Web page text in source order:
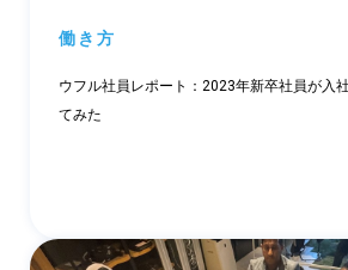
働き方
ウフル社員レポート：2023年新卒社員が入
てみた